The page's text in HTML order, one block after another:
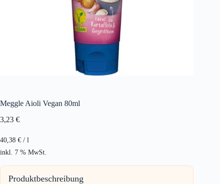
Meggle Aioli Vegan 80ml
3,23 €
40,38 € / l
inkl. 7 % MwSt.
Produktbeschreibung